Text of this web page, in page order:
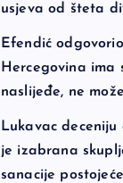
usjeva od šteta
Efendić
Hercegovina ima
naslijeđe, ne
Lukavac
je izabrana
sanacije